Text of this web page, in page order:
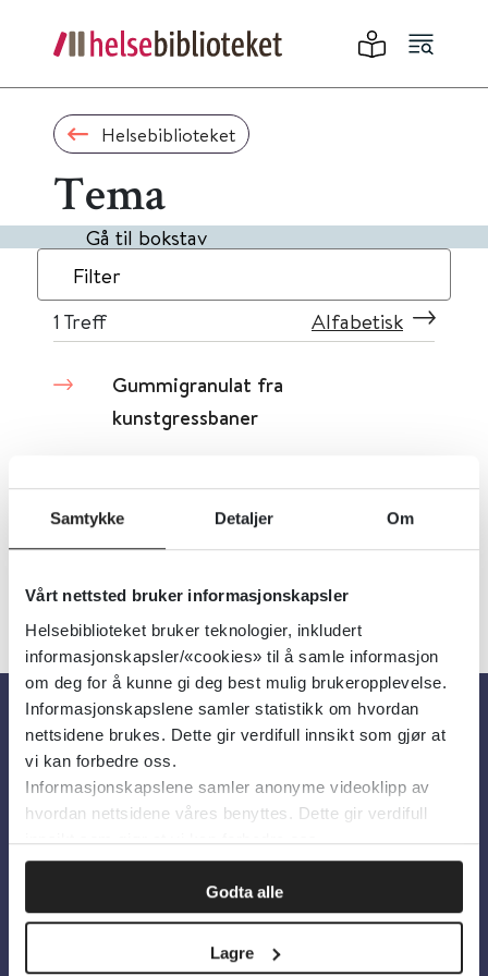
Samtykke Detaljer Om
Vårt nettsted bruker informasjonskapsler
Helsebiblioteket bruker teknologier, inkludert
informasjonskapsler/«cookies» til å samle informasjon
om deg for å kunne gi deg best mulig brukeropplevelse.
Informasjonskapslene samler statistikk om hvordan
nettsidene brukes. Dette gir verdifull innsikt som gjør at
vi kan forbedre oss.
Informasjonskapslene samler anonyme videoklipp av
hvordan nettsidene våres benyttes. Dette gir verdifull
innsikt som gjør at vi kan forbedre oss.
Godta alle
Lagre
Helsebiblioteket
Tema
Gå til bokstav
Filter
1 Treff Alfabetisk
Gummigranulat fra
kunstgressbaner
Detaljer
Om oss
Om Helsebiblioteket
Personvern og informasjonskapsler
Tilgjengelighetserklæring
Information in English
Bilder fra Colourbox.com